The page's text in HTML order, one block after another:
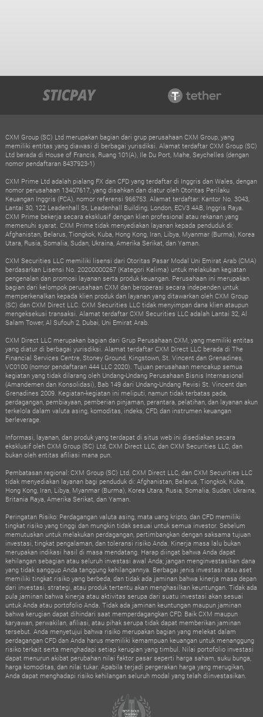
CXM Group (SC) Ltd merupakan bagian dari grup perusahaan CXM Group, yang
memiliki entitas yang diawasi di berbagai yurisdiksi. Alamat terdaftar CXM Group (SC)
Ltd berada di House of Francis, Ruang 101(A), Ile Du Port, Mahe, Seychelles (dengan
nomor pendaftaran 8437923-1)
CXM Prime Ltd adalah pialang FX dan CFD yang terdaftar di Inggris dan Wales, dengan
nomor perusahaan 13407617, yang disahkan dan diatur oleh Otoritas Perilaku
Keuangan Inggris (FCA), nomor referensi 966753. Alamat terdaftar: Kantor No. 3043,
Lantai 30, 122 Leadenhall St, Leadenhall Building, London, ECV3 4AB, Inggris Raya.
CXM Prime bekerja secara eksklusif dengan klien profesional atau rekanan yang
memenuhi syarat. CXM Prime tidak menyediakan layanan kepada penduduk di:
Afghanistan, Belarus, Tiongkok, Kuba, Hong Kong, Iran, Libya, Myanmar (Burma), Korea
Utara, Rusia, Somalia, Sudan, Ukraina, Amerika Serikat, dan Yaman.
CXM Securities LLC memiliki lisensi dari Otoritas Pasar Modal Uni Emirat Arab (CMA)
berdasarkan Lisensi No. 20200000267 (Kategori Kelima) untuk melakukan kegiatan
pengenalan dan promosi layanan serta produk keuangan. Perusahaan ini merupakan
bagian dari kelompok perusahaan CXM dan beroperasi secara independen untuk
memperkenalkan kepada klien produk dan layanan yang ditawarkan oleh CXM Group
(SC) dan CXM Direct LLC. CXM Securities LLC tidak menyimpan dana klien ataupun
mengeksekusi transaksi. Alamat terdaftar CXM Securities LLC adalah Lantai 32, Al
Salam Tower, Al Sufouh 2, Dubai, Uni Emirat Arab.
CXM Direct LLC merupakan bagian dari Grup Perusahaan CXM, yang memiliki entitas
yang diatur di berbagai yurisdiksi. Alamat terdaftar CXM Direct LLC berada di The
Financial Services Centre, Stoney Ground, Kingstown, St. Vincent dan Grenadines,
VC0100 (nomor pendaftaran 444 LLC 2020). Tujuan perusahaan mencakup semua
kegiatan yang tidak dilarang oleh Undang-Undang Perusahaan Bisnis Internasional
(Amandemen dan Konsolidasi), Bab 149 dari Undang-Undang Revisi St. Vincent dan
Grenadines 2009. Kegiatan-kegiatan ini meliputi, namun tidak terbatas pada,
perdagangan, pembiayaan, pemberian pinjaman, perantara, pelatihan, dan layanan akun
terkelola dalam valuta asing, komoditas, indeks, CFD, dan instrumen keuangan
berleverage.
Informasi, layanan, dan produk yang terdapat di situs web ini disediakan secara
eksklusif oleh CXM Group (SC) Ltd, CXM Direct LLC, dan CXM Securities LLC, dan
bukan oleh entitas afiliasi mana pun.
Pembatasan regional: CXM Group (SC) Ltd, CXM Direct LLC, dan CXM Securities LLC
tidak menyediakan layanan bagi penduduk di: Afghanistan, Belarus, Tiongkok, Kuba,
Hong Kong, Iran, Libya, Myanmar (Burma), Korea Utara, Rusia, Somalia, Sudan, Ukraina,
Britania Raya, Amerika Serikat, dan Yaman.
Peringatan Risiko: Perdagangan valuta asing, mata uang kripto, dan CFD memiliki
tingkat risiko yang tinggi dan mungkin tidak sesuai untuk semua investor. Sebelum
memutuskan untuk melakukan perdagangan, pertimbangkan dengan saksama tujuan
investasi, tingkat pengalaman, dan toleransi risiko Anda. Kinerja masa lalu bukan
merupakan indikasi hasil di masa mendatang. Harap diingat bahwa Anda dapat
kehilangan sebagian atau seluruh investasi awal Anda; jangan menginvestasikan dana
yang tidak sanggup Anda tanggung kehilangannya. Berbagai jenis investasi atau aset
memiliki tingkat risiko yang berbeda, dan tidak ada jaminan bahwa kinerja masa depan
dari investasi, strategi, atau produk tertentu akan menghasilkan keuntungan. Tidak ada
pula jaminan bahwa kinerja atau aktivitas serupa dari suatu investasi akan sesuai
untuk Anda atau portofolio Anda. Tidak ada jaminan keuntungan maupun jaminan
bahwa kerugian dapat dihindari saat memperdagangkan CFD. Baik CXM maupun
karyawan, perwakilan, afiliasi, atau pihak serupa tidak dapat memberikan jaminan
tersebut. Anda menyetujui bahwa risiko merupakan bagian yang melekat dalam
perdagangan CFD dan Anda harus memiliki kemampuan keuangan untuk menanggung
risiko terkait serta menghadapi setiap kerugian yang timbul. Nilai portofolio investasi
dapat menurun akibat perubahan nilai faktor pasar seperti harga saham, suku bunga,
harga komoditas, dan nilai tukar. Apabila terjadi pergerakan harga yang merugikan,
Anda dapat menghadapi risiko kehilangan seluruh modal yang telah diinvestasikan.